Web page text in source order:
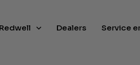
Dealers Service